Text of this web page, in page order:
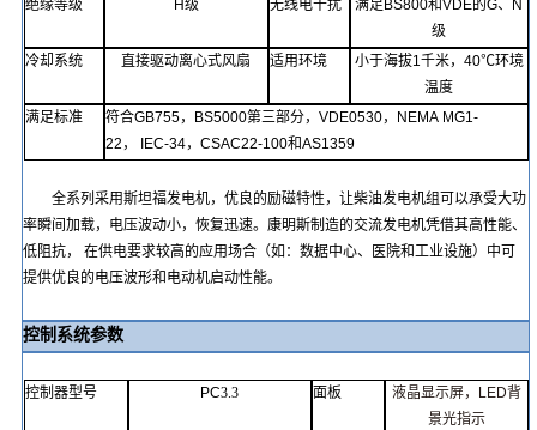
绝缘等级
H级 无线电干扰 满足 BS800和VDE的G、
N
级
冷却系统
直接驱动离心式风扇 适用环境 小于海拔1千米， 40℃环境
温度
满足标准
符合GB755， BS5000第三部分， VDE0530， NEMA MG1-
22 ， IEC-34， CSAC22-100和AS1359
全系列采用斯坦福发电机，优良的励磁特性，让柴油发电机组可以承受大功
率瞬间加载，电压波动小，恢复迅速。康明斯制造的交流发电机凭借其高性能、
低阻抗，
在供电要求较高的应用场合（如：数据中心、医院和工业设施）中可
提供优良的电压波形和电动机启动性能。
控制系统参数
控制器型号 PC3.3 面板 液晶显示屏， LED背
景光指示